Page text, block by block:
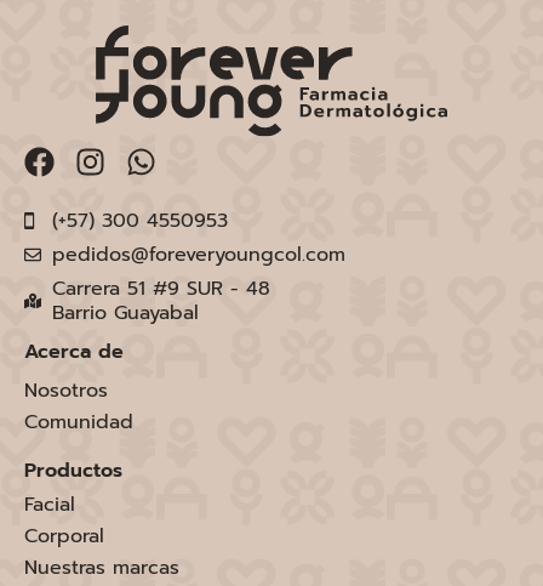
(+57) 300 4550953
pedidos@foreveryoungcol.com
Carrera 51 #9 SUR - 48
Barrio Guayabal
Acerca de
Nosotros
Comunidad
Productos
Facial
Corporal
Nuestras marcas